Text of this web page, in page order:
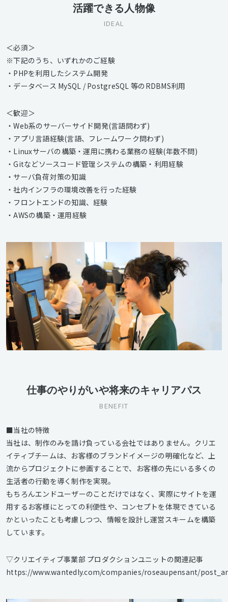
活躍できる人物像
IDEAL
＜必須＞
※下記のうち、いずれかのご経験
・PHPを利用したシステム開発
・データベース MySQL / PostgreSQL 等のRDBMS利用
＜歓迎＞
・Web系のサーバーサイド開発(言語問わず)
・アプリ言語経験(言語、フレームワーク問わず)
・Linuxサーバの構築・運用に携わる業務の経験(年数不問)
・Gitなどソースコード管理システムの構築・利用経験
・サーバ負荷対策の知識
・社内インフラの環境改善を行った経験
・フロントエンドの知識、経験
・AWSの構築・運用経験
仕事のやりがいや将来のキャリアパス
BENEFIT
■当社の特徴
当社は、制作のみを請け負っている会社ではありません。クリエ
イティブチームは、お客様のブランドイメージの明確化など、上
流からプロジェクトに参画することで、お客様の先にいる多くの
生活者の行動を導く制作を実現。
もちろんエンドユーザーのことだけではなく、実際にサイトを運
用するお客様にとっての利便性や、コンセプトを体現できている
かといったことも考慮しつつ、情報を設計し運営スキームを構築
しています。
▽クリエイティブ事業部 プロダクションユニットの関連記事
https://www.wantedly.com/companies/roseaupensant/